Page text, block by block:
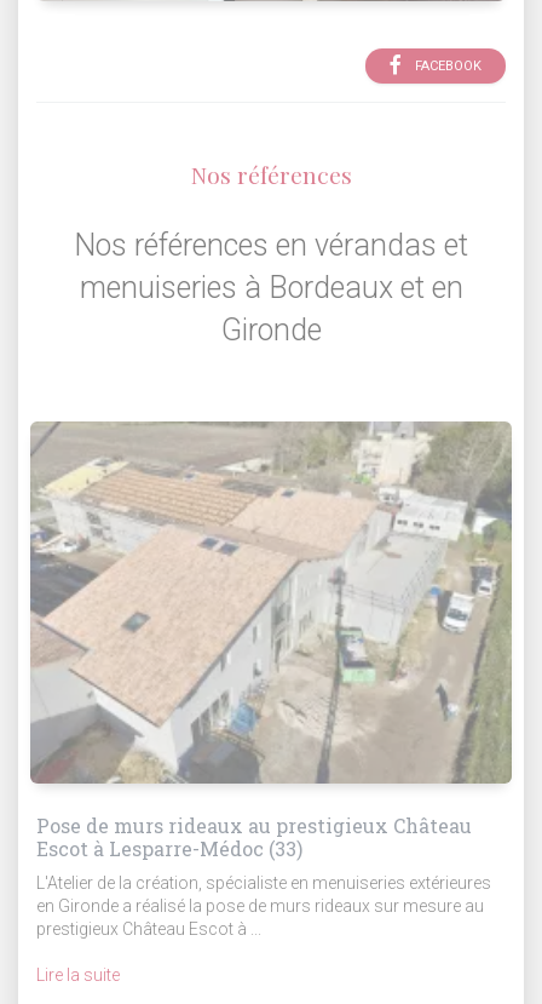
FACEBOOK
Nos références
Nos références en vérandas et
menuiseries à Bordeaux et en
Gironde
Pose de murs rideaux au prestigieux Château
Escot à Lesparre-Médoc (33)
L'Atelier de la création, spécialiste en menuiseries extérieures
en Gironde a réalisé la pose de murs rideaux sur mesure au
prestigieux Château Escot à ...
Lire la suite